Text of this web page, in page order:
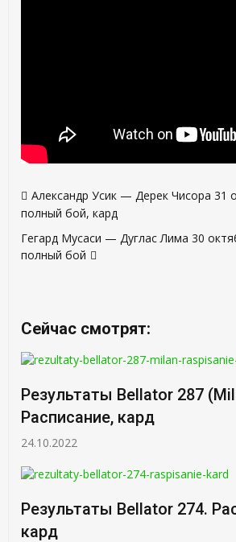
по
записям
Александр Усик — Дерек Чисора 31
полный бой, кард
Гегард Мусаси — Дуглас Лима 30
полный бой
Сейчас смотрят:
Результаты Bellator 287
Расписание, кард
24.10.2022
Результаты Bellator 274.
кард